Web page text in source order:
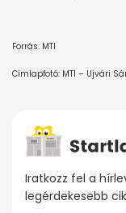
Forrás: MTI
Címlapfotó: MTI – Ujvári
Iratkozz fel a
legérdekesebb